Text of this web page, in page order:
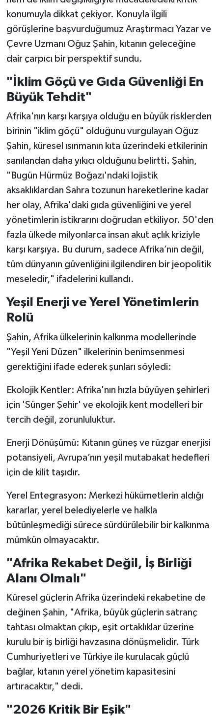
konumuyla dikkat çekiyor. Konuyla ilgili
görüşlerine başvurduğumuz Araştırmacı Yazar ve
Çevre Uzmanı Oğuz Şahin, kıtanın geleceğine
dair çarpıcı bir perspektif sundu.
"İklim Göçü ve Gıda Güvenliği En
Büyük Tehdit"
Afrika'nın karşı karşıya olduğu en büyük risklerden
birinin "iklim göçü" olduğunu vurgulayan Oğuz
Şahin, küresel ısınmanın kıta üzerindeki etkilerinin
sanılandan daha yıkıcı olduğunu belirtti. Şahin,
"Bugün Hürmüz Boğazı'ndaki lojistik
aksaklıklardan Sahra tozunun hareketlerine kadar
her olay, Afrika'daki gıda güvenliğini ve yerel
yönetimlerin istikrarını doğrudan etkiliyor. 50'den
fazla ülkede milyonlarca insan akut açlık kriziyle
karşı karşıya. Bu durum, sadece Afrika’nın değil,
tüm dünyanın güvenliğini ilgilendiren bir jeopolitik
meseledir," ifadelerini kullandı.
Yeşil Enerji ve Yerel Yönetimlerin
Rolü
Şahin, Afrika ülkelerinin kalkınma modellerinde
"Yeşil Yeni Düzen" ilkelerinin benimsenmesi
gerektiğini ifade ederek şunları söyledi:
Ekolojik Kentler: Afrika'nın hızla büyüyen şehirleri
için 'Sünger Şehir' ve ekolojik kent modelleri bir
tercih değil, zorunluluktur.
Enerji Dönüşümü: Kıtanın güneş ve rüzgar enerjisi
potansiyeli, Avrupa’nın yeşil mutabakat hedefleri
için de kilit taşıdır.
Yerel Entegrasyon: Merkezi hükümetlerin aldığı
kararlar, yerel belediyelerle ve halkla
bütünleşmediği sürece sürdürülebilir bir kalkınma
mümkün olmayacaktır.
"Afrika Rekabet Değil, İş Birliği
Alanı Olmalı"
Küresel güçlerin Afrika üzerindeki rekabetine de
değinen Şahin, "Afrika, büyük güçlerin satranç
tahtası olmaktan çıkıp, eşit ortaklıklar üzerine
kurulu bir iş birliği havzasına dönüşmelidir. Türk
Cumhuriyetleri ve Türkiye ile kurulacak güçlü
bağlar, kıtanın yerel yönetim kapasitesini
artıracaktır," dedi.
"2026 Kritik Bir Eşik"